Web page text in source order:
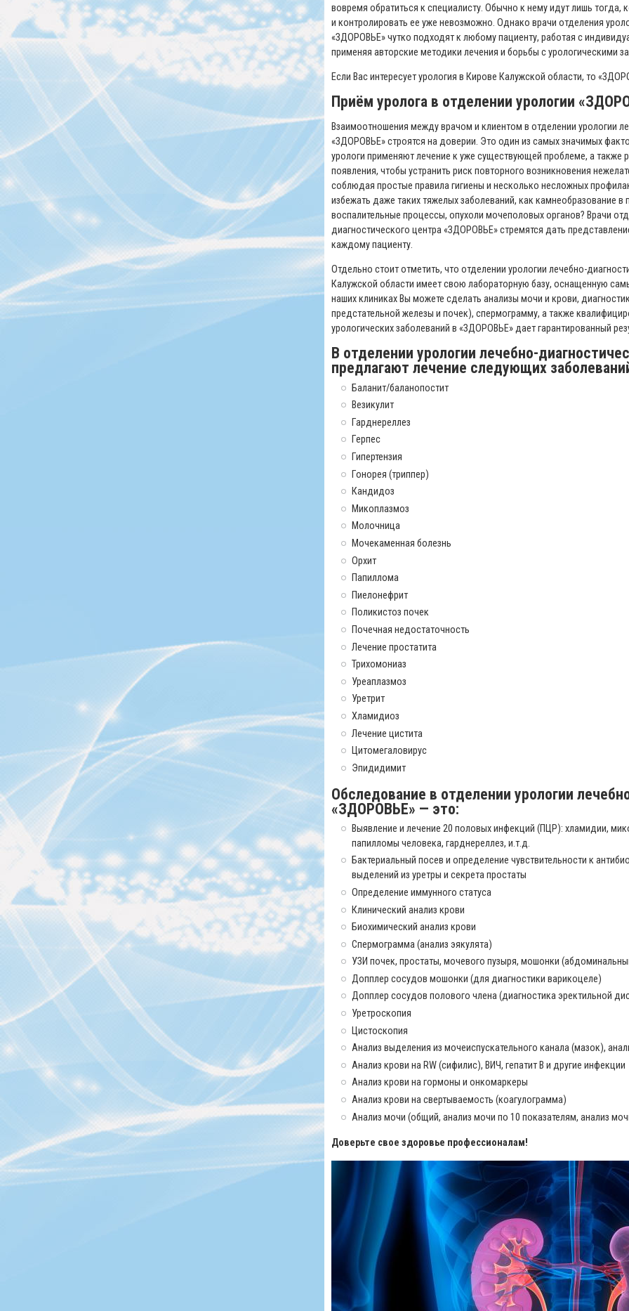
вовремя обратиться к специалисту. Обычно к нему идут лишь тогда,
и контролировать ее уже невозможно. Однако врачи отделения
«ЗДОРОВЬЕ» чутко подходят к любому пациенту, работая с
применяя авторские методики лечения и борьбы с урологическими
Если Вас интересует урология в Кирове Калужской области, то
Приём уролога в отделении урологии
Взаимоотношения между врачом и клиентом в отделении урологии
«ЗДОРОВЬЕ» строятся на доверии. Это один из самых значимых
урологи применяют лечение к уже существующей проблеме, а также
появления, чтобы устранить риск повторного возникновения
соблюдая простые правила гигиены и несколько несложных
избежать даже таких тяжелых заболеваний, как камнеобразование в
воспалительные процессы, опухоли мочеполовых органов? Врачи
диагностического центра «ЗДОРОВЬЕ» стремятся дать
каждому пациенту.
Отдельно стоит отметить, что отделении урологии лечебно-
Калужской области имеет свою лабораторную базу, оснащенную
наших клиниках Вы можете сделать анализы мочи и крови,
предстательной железы и почек), спермограмму, а также
урологических заболеваний в «ЗДОРОВЬЕ» дает гарантированный
В отделении урологии лечебно-
предлагают лечение следующих
Баланит/баланопостит
Везикулит
Гарднереллез
Герпес
Гипертензия
Гонорея (триппер)
Кандидоз
Микоплазмоз
Молочница
Мочекаменная болезнь
Орхит
Папиллома
Пиелонефрит
Поликистоз почек
Почечная недостаточность
Лечение простатита
Трихомониаз
Уреаплазмоз
Уретрит
Хламидиоз
Лечение цистита
Цитомегаловирус
Эпидидимит
Обследование в отделении урологии
«ЗДОРОВЬЕ» — это:
Выявление и лечение 20 половых инфекций (ПЦР): хламидии,
папилломы человека, гарднереллез, и.т.д.
Бактериальный посев и определение чувствительности к
выделений из уретры и секрета простаты
Определение иммунного статуса
Клинический анализ крови
Биохимический анализ крови
Спермограмма (анализ эякулята)
УЗИ почек, простаты, мочевого пузыря, мошонки
Допплер сосудов мошонки (для диагностики варикоцеле)
Допплер сосудов полового члена (диагностика эректильной
Уретроскопия
Цистоскопия
Анализ выделения из мочеиспускательного канала (мазок),
Анализ крови на RW (сифилис), ВИЧ, гепатит B и другие инфекции
Анализ крови на гормоны и онкомаркеры
Анализ крови на свертываемость (коагулограмма)
Анализ мочи (общий, анализ мочи по 10 показателям, анализ
Доверьте свое здоровье профессионалам!